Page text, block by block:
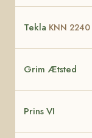
Tekla KNN 2240
Grim Ætsted
Prins VI